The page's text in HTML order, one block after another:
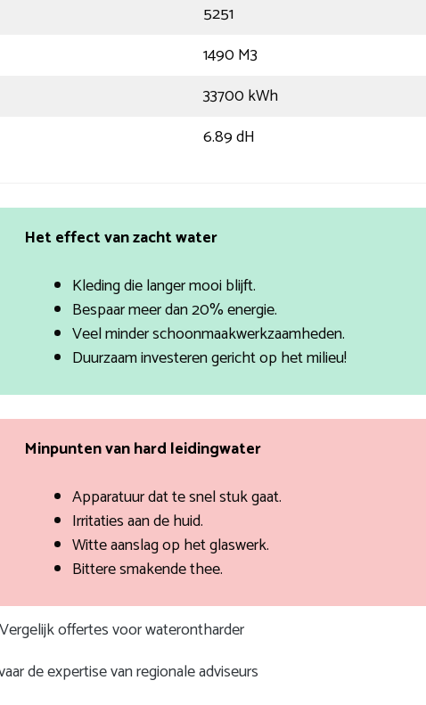
5251
1490 M3
33700 kWh
6.89 dH
Het effect van zacht water
Kleding die langer mooi blijft.
Bespaar meer dan 20% energie.
Veel minder schoonmaakwerkzaamheden.
Duurzaam investeren gericht op het milieu!
Minpunten van hard leidingwater
Apparatuur dat te snel stuk gaat.
Irritaties aan de huid.
Witte aanslag op het glaswerk.
Bittere smakende thee.
Vergelijk offertes voor waterontharder
de expertise van regionale adviseurs